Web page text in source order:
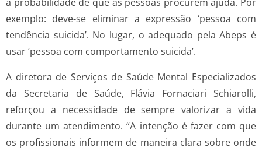
exemplo: deve-se eliminar a expressão ‘pessoa com
tendência suicida’. No lugar, o adequado pela Abeps é
usar ‘pessoa com comportamento suicida’.
A diretora de Serviços de Saúde Mental Especializados
da Secretaria de Saúde, Flávia Fornaciari Schiarolli,
reforçou a necessidade de sempre valorizar a vida
durante um atendimento. “A intenção é fazer com que
os profissionais informem de maneira clara sobre onde